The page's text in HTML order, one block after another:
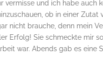
und ich habe auch
ob in einer Zutat
nicht brauche, denn mein
Erfolg! Sie schmeckte mir
war. Abends gab es eine